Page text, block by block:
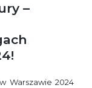
–
Warszawie 2024